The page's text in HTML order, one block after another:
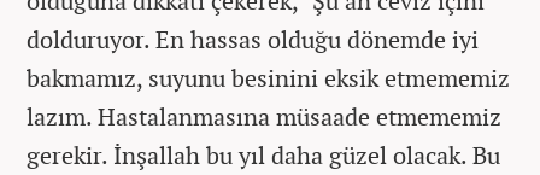
dolduruyor. En hassas olduğu dönemde iyi
bakmamız, suyunu besinini eksik etmememiz
lazım. Hastalanmasına müsaade etmememiz
gerekir. İnşallah bu yıl daha güzel olacak. Bu